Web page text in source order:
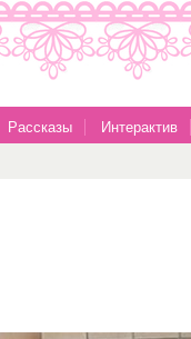
Рассказы Интерактив